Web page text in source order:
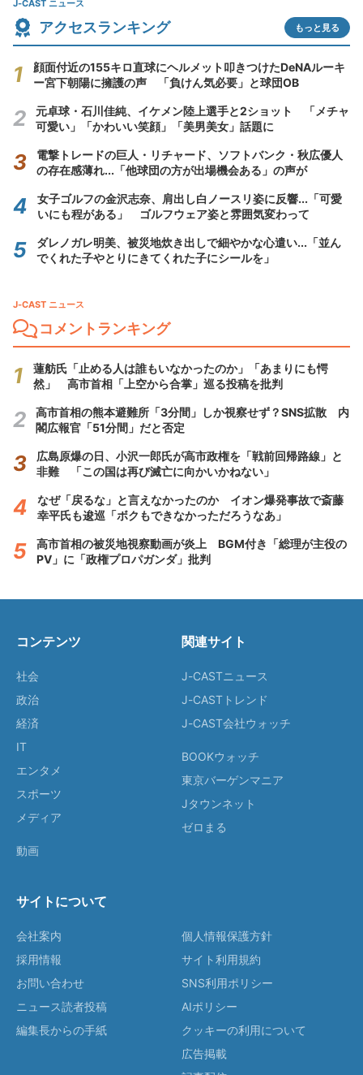
J-CAST ニュース
アクセスランキング もっと見る
顔面付近の155キロ直球にヘルメット叩きつけたDeNAルーキ
ー宮下朝陽に擁護の声 「負けん気必要」と球団OB
元卓球・石川佳純、イケメン陸上選手と2ショット 「メチャ
可愛い」「かわいい笑顔」「美男美女」話題に
電撃トレードの巨人・リチャード、ソフトバンク・秋広優人
の存在感薄れ...「他球団の方が出場機会ある」の声が
女子ゴルフの金沢志奈、肩出し白ノースリ姿に反響...「可愛
いにも程がある」 ゴルフウェア姿と雰囲気変わって
ダレノガレ明美、被災地炊き出しで細やかな心遣い...「並ん
でくれた子やとりにきてくれた子にシールを」
J-CAST ニュース
コメントランキング
蓮舫氏「止める人は誰もいなかったのか」「あまりにも愕
然」 高市首相「上空から合掌」巡る投稿を批判
高市首相の熊本避難所「3分間」しか視察せず？SNS拡散 内
閣広報官「51分間」だと否定
広島原爆の日、小沢一郎氏が高市政権を「戦前回帰路線」と
非難 「この国は再び滅亡に向かいかねない」
なぜ「戻るな」と言えなかったのか イオン爆発事故で斎藤
幸平氏も逡巡「ボクもできなかっただろうなあ」
高市首相の被災地視察動画が炎上 BGM付き「総理が主役の
PV」に「政権プロパガンダ」批判
コンテンツ
社会
政治
経済
IT
エンタメ
スポーツ
メディア
動画
関連サイト
J-CASTニュース
J-CASTトレンド
J-CAST会社ウォッチ
BOOKウォッチ
東京バーゲンマニア
Jタウンネット
ゼロまる
サイトについて
会社案内
採用情報
お問い合わせ
ニュース読者投稿
編集長からの手紙
個人情報保護方針
サイト利用規約
SNS利用ポリシー
AIポリシー
クッキーの利用について
広告掲載